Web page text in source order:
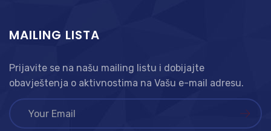
MAILING LISTA
Prijavite se na našu mailing listu i dobijajte
obavještenja o aktivnostima na Vašu e-mail adresu.